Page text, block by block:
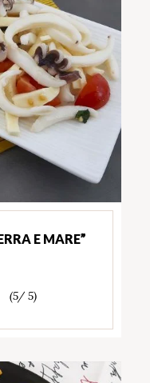
E MARE”
(5/ 5)